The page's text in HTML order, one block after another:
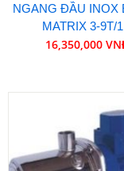
NGANG ĐẦU INOX
MATRIX 3-9T/
16,350,000